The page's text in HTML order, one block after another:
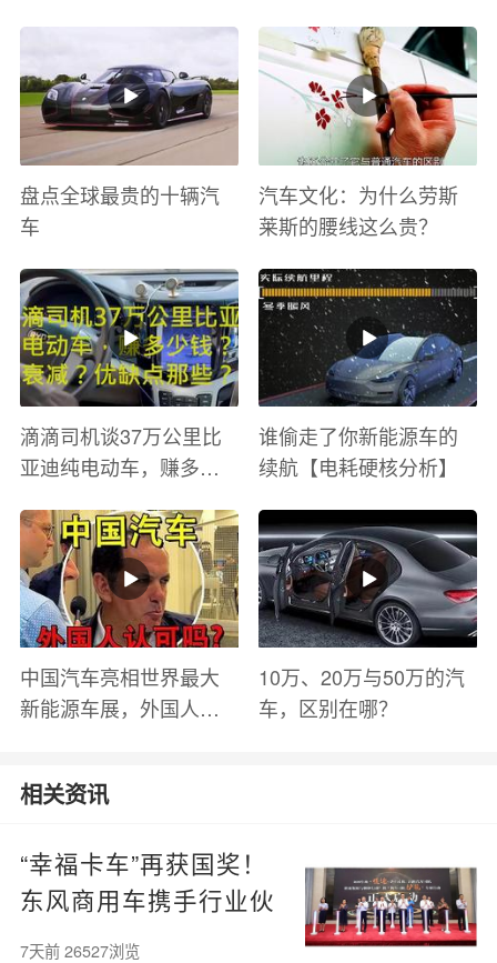
盘点全球最贵的十辆汽
车
汽车文化：为什么劳斯
莱斯的腰线这么贵？
滴滴司机谈37万公里比
亚迪纯电动车，赚多少
有哪些？
谁偷走了你新能源车的
续航【电耗硬核分析】
中国汽车亮相世界最大
新能源车展，外国人怎
10万、20万与50万的汽
车，区别在哪？
相关资讯
“幸福卡车”再获国奖！
东风商用车携手行业伙
伴共筑公益新生态
7天前 26527浏览